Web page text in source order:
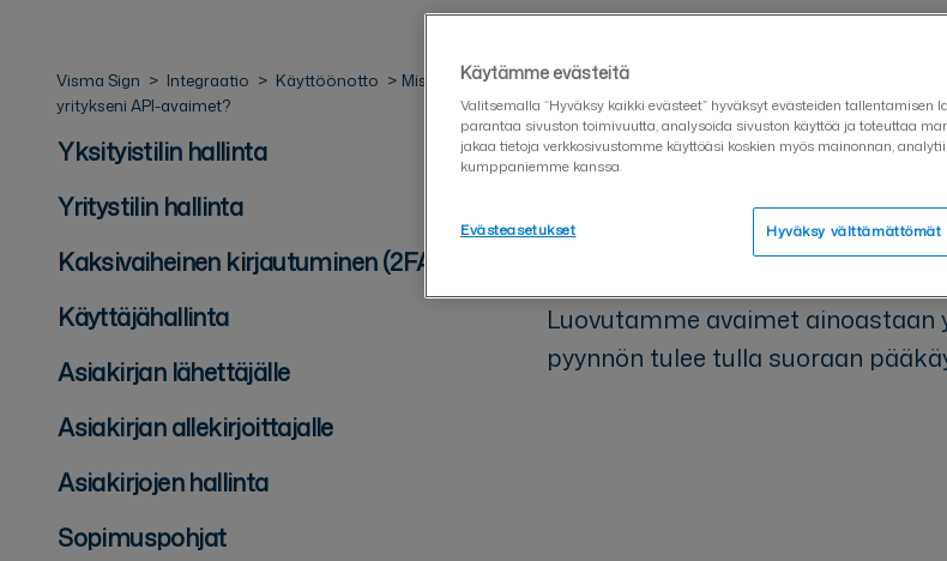
Visma Sign Integraatio Käyttöönotto
Mistä saan
yritykseni API-avaimet?
Yksityistilin hallinta
Yritystilin hallinta
Kaksivaiheinen kirjautuminen (2FA)
Käyttäjähallinta
Asiakirjan lähettäjälle
Asiakirjan allekirjoittajalle
Asiakirjojen hallinta
Sopimuspohjat
Mistä saan
Päivitetty 19.03.2025
Mikäli tarvitset yrityksesi API-
varten joko osoitteeseen
Luovutamme avaimet
pyynnön tulee tulla suoraan
Käytämme evästeitä
Valitsemalla “Hyväksy kaikki evästeet” hyväksyt evästeiden tallentamisen
parantaa sivuston toimivuutta, analysoida sivuston käyttöä ja toteuttaa
jakaa tietoja verkkosivustomme käyttöäsi koskien myös mainonnan,
kumppaniemme kanssa.
Evästeasetukset Hyväksy välttämättömät